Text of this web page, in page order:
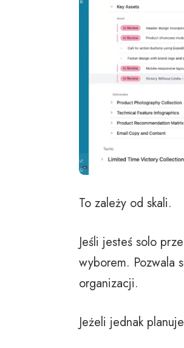
To zależy od skali.
Jeśli jesteś solo
wyborem. Pozwala
organizacji.
Jeżeli jednak